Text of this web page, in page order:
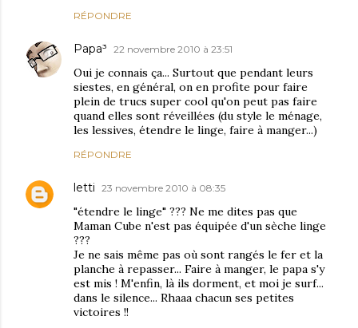
RÉPONDRE
Papa³ 22 novembre 2010 à 23:51
Oui je connais ça... Surtout que pendant leurs
siestes, en général, on en profite pour faire
plein de trucs super cool qu'on peut pas faire
quand elles sont réveillées (du style le ménage,
les lessives, étendre le linge, faire à manger...)
RÉPONDRE
letti 23 novembre 2010 à 08:35
"étendre le linge" ??? Ne me dites pas que
Maman Cube n'est pas équipée d'un sèche linge
???
Je ne sais même pas où sont rangés le fer et la
planche à repasser... Faire à manger, le papa s'y
est mis ! M'enfin, là ils dorment, et moi je surf...
dans le silence... Rhaaa chacun ses petites
victoires !!